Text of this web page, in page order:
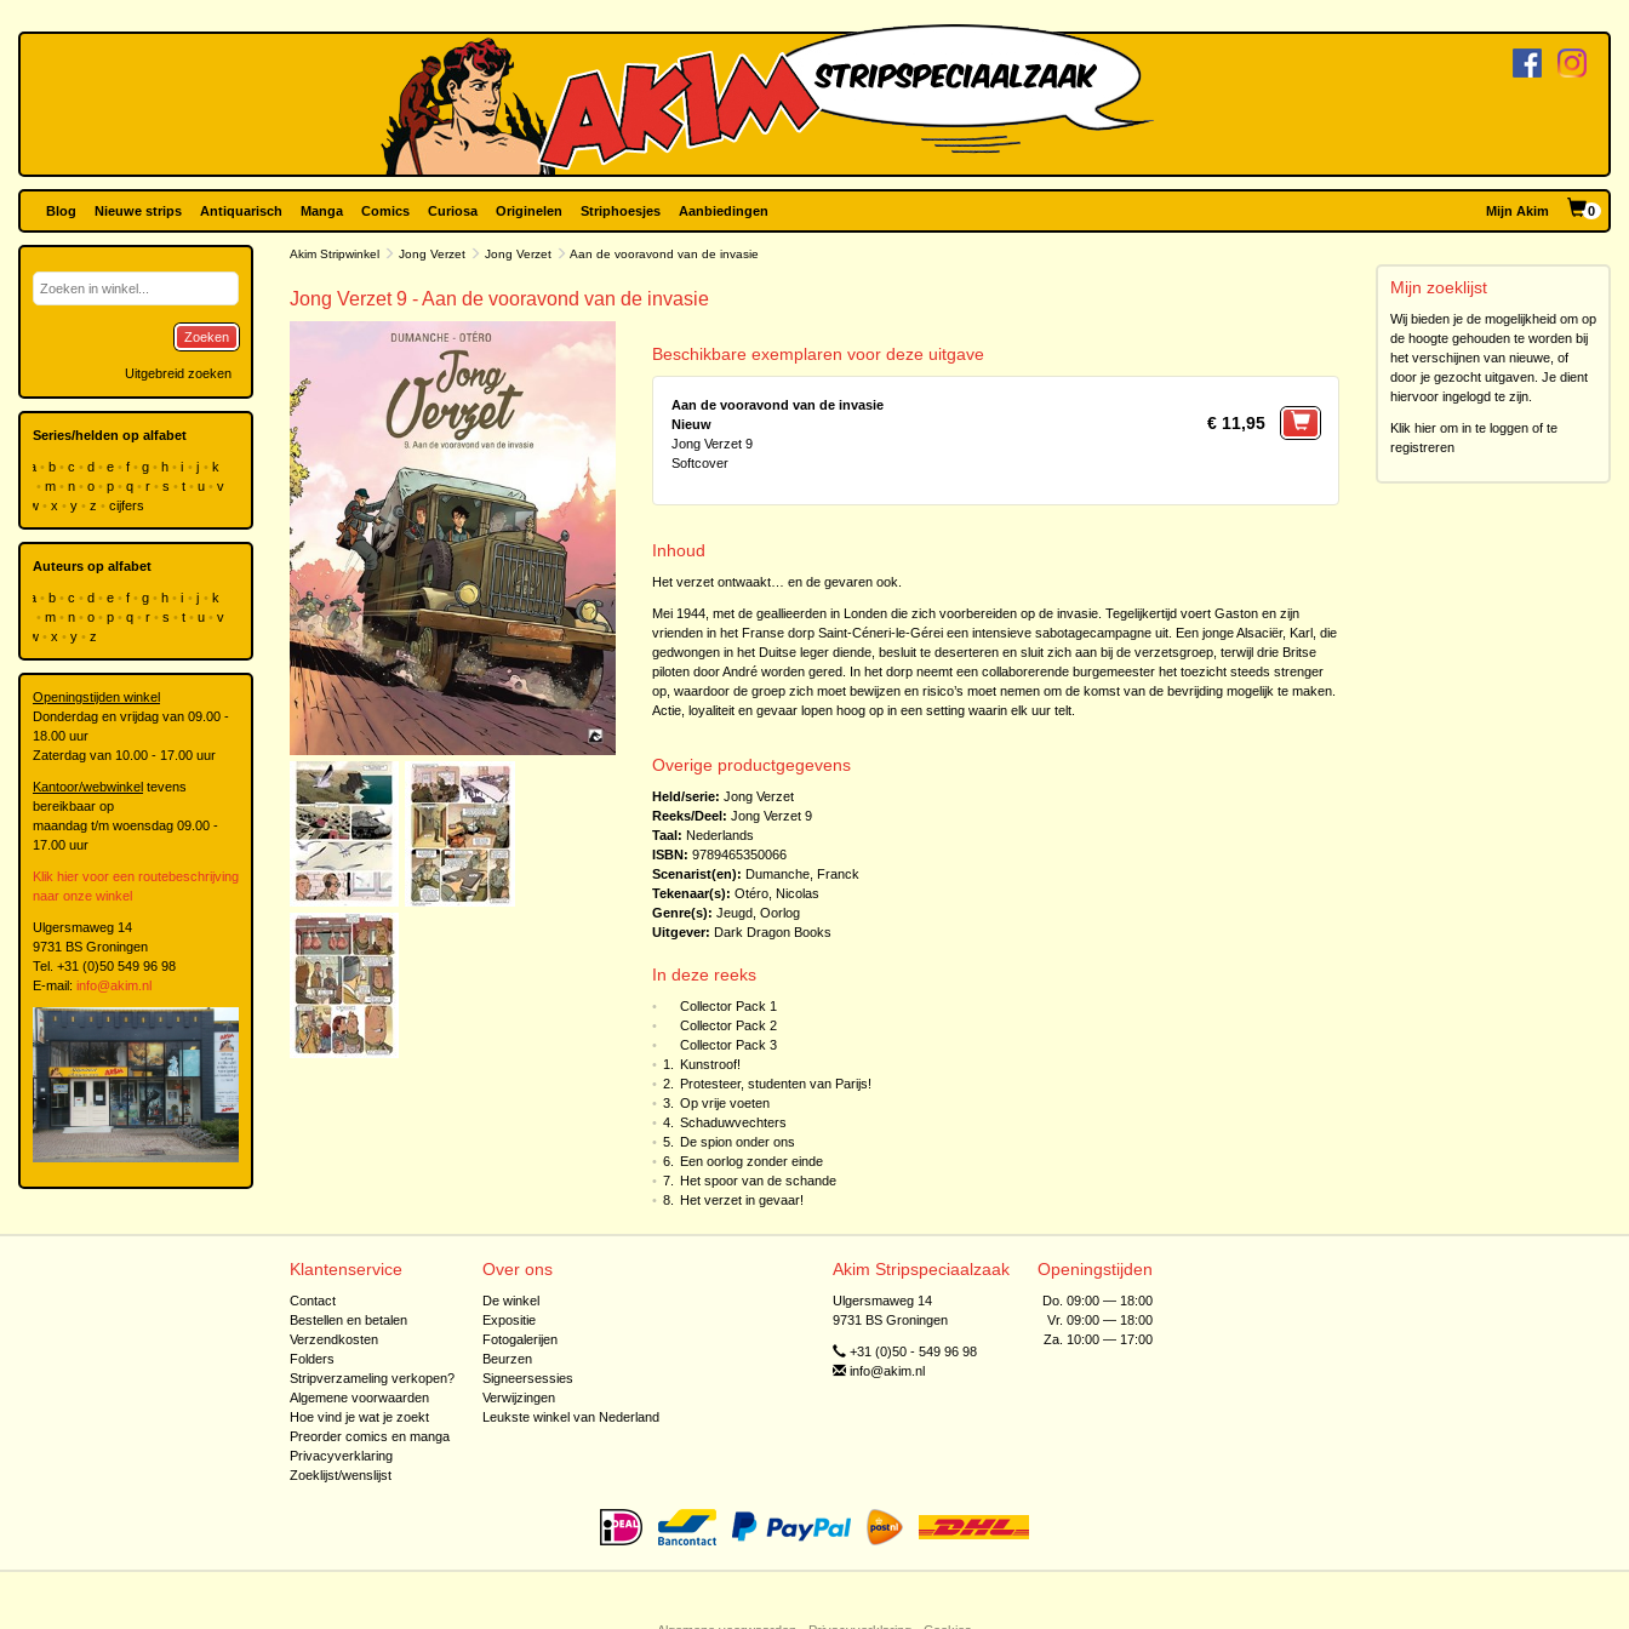
Blog Nieuwe strips Antiquarisch Manga Comics Curiosa Originelen Striphoesjes Aanbiedingen Mijn Akim 0
Akim Stripwinkel Jong Verzet Jong Verzet Aan de vooravond van de invasie
Jong Verzet 9 - Aan de vooravond van de invasie
Beschikbare exemplaren voor deze uitgave
Aan de vooravond van de invasie
Nieuw
Jong Verzet 9
Softcover
€ 11,95
Inhoud
Het verzet ontwaakt… en de gevaren ook.
Mei 1944, met de geallieerden in Londen die zich voorbereiden op de invasie. Tegelijkertijd voert Gaston en zijn
vrienden in het Franse dorp Saint-Céneri-le-Gérei een intensieve sabotagecampagne uit. Een jonge Alsaciër, Karl, die
gedwongen in het Duitse leger diende, besluit te deserteren en sluit zich aan bij de verzetsgroep, terwijl drie Britse
piloten door André worden gered. In het dorp neemt een collaborerende burgemeester het toezicht steeds strenger
op, waardoor de groep zich moet bewijzen en risico’s moet nemen om de komst van de bevrijding mogelijk te maken.
Actie, loyaliteit en gevaar lopen hoog op in een setting waarin elk uur telt.
Overige productgegevens
Held/serie: Jong Verzet
Reeks/Deel: Jong Verzet9
Taal: Nederlands
ISBN: 9789465350066
Scenarist(en): Dumanche, Franck
Tekenaar(s): Otéro, Nicolas
Genre(s): Jeugd, Oorlog
Uitgever: Dark Dragon Books
In deze reeks
•
Collector Pack 1
•
Collector Pack 2
•
Collector Pack 3
• 1.
Kunstroof!
• 2.
Protesteer, studenten van Parijs!
• 3.
Op vrije voeten
• 4.
Schaduwvechters
• 5.
De spion onder ons
• 6.
Een oorlog zonder einde
• 7.
Het spoor van de schande
• 8. Het verzet in gevaar!
Mijn zoeklijst
Wij bieden je de mogelijkheid om op
de hoogte gehouden te worden bij
het verschijnen van nieuwe, of
door je gezocht uitgaven. Je dient
hiervoor ingelogd te zijn.
Klik hier om in te loggen of te
registreren
Zoeken
Uitgebreid zoeken
Series/helden op alfabet
a b c d e f g h i j
k
m n o p q r s t u
v
w
x y z cijfers
Auteurs op alfabet
a b c d e f g h i j
k
m n o p q r s t u
v
w
x y z
Openingstijden winkel
Donderdag en vrijdag van 09.00 -
18.00 uur
Zaterdag van 10.00 - 17.00 uur
Kantoor/webwinkel tevens
bereikbaar op
maandag t/m woensdag 09.00 -
17.00 uur
Klik hier voor een routebeschrijving
naar onze winkel
Ulgersmaweg 14
9731 BS Groningen
Tel. +31 (0)50 549 96 98
E-mail: info@akim.nl
Klantenservice
Contact
Bestellen en betalen
Verzendkosten
Folders
Stripverzameling verkopen?
Algemene voorwaarden
Hoe vind je wat je zoekt
Preorder comics en manga
Privacyverklaring
Zoeklijst/wenslijst
Over ons
De winkel
Expositie
Fotogalerijen
Beurzen
Signeersessies
Verwijzingen
Leukste winkel van Nederland
Akim Stripspeciaalzaak
Ulgersmaweg 14
9731 BS Groningen
+31 (0)50 - 549 96 98
info@akim.nl
Openingstijden
Do. 09:00 — 18:00
Vr. 09:00 — 18:00
Za. 10:00 — 17:00